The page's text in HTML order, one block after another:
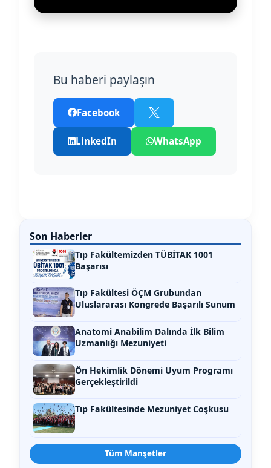
Bu haberi paylaşın
Facebook
LinkedIn WhatsApp
Son Haberler
Tıp Fakültemizden TÜBİTAK 1001
Başarısı
Tıp Fakültesi ÖÇM Grubundan
Uluslararası Kongrede Başarılı Sunum
Anatomi Anabilim Dalında İlk Bilim
Uzmanlığı Mezuniyeti
Ön Hekimlik Dönemi Uyum Programı
Gerçekleştirildi
Tıp Fakültesinde Mezuniyet Coşkusu
Tüm Manşetler